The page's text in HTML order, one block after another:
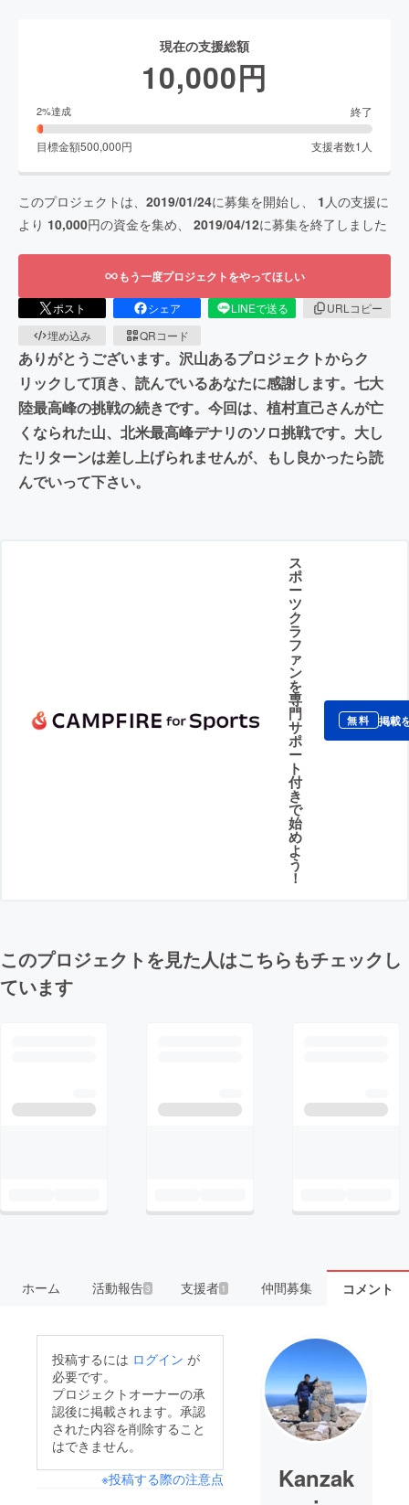
現在の支援総額
10,000円
2%達成 終了
目標金額500,000円 支援者数1 人
このプロジェクトは、 2019/01/24に募集を開始し、 1 人の支援に
より 10,000円の資金を集め、 2019/04/12に募集を終了しました
もう一度プロジェクトをやってほしい
ポスト シェア LINEで送る
URLコピー
埋め込み
QRコード
ありがとうございます。沢山あるプロジェクトからク
リックして頂き、読んでいるあなたに感謝します。七大
陸最高峰の挑戦の続きです。今回は、植村直己さんが亡
くなられた山、北米最高峰デナリのソロ挑戦です。大し
たリターンは差し上げられませんが、もし良かったら読
んでいって下さい。
ス
ポ
ー
ツ
ク
ラ
フ
ァ
ン
を
専
門
サ
ポ
ー
ト
付
き
で
始
め
よ
う
！
無料 掲載
このプロジェクトを見た人はこちらもチェックし
ています
ホーム 活動報告3 支援者 1 仲間募集 コメント
投稿するには ログイン が
必要です。
プロジェクトオーナーの承
認後に掲載されます。承認
された内容を削除すること
はできません。
※投稿する際の注意点
Kanzak